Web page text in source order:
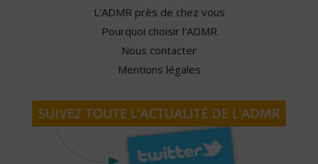
L'ADMR près de chez vous
Pourquoi choisir l'ADMR
Nous contacter
Mentions légales